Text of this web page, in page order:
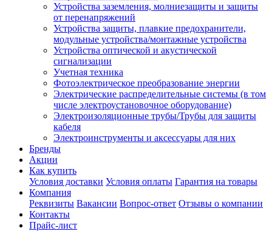
Устройства заземления, молниезащиты и защиты
от перенапряжений
Устройства защиты, плавкие предохранители,
модульные устройства/монтажные устройства
Устройства оптической и акустической
сигнализации
Учетная техника
Фотоэлектрическое преобразование энергии
Электрические распределительные системы (в том
числе электроустановочное оборудование)
Электроизоляционные трубы/Трубы для защиты
кабеля
Электроинструменты и аксессуары для них
Бренды
Акции
Как купить
Условия доставки Условия оплаты Гарантия на товары
Компания
Реквизиты Вакансии Вопрос-ответ Отзывы о компании
Контакты
Прайс-лист